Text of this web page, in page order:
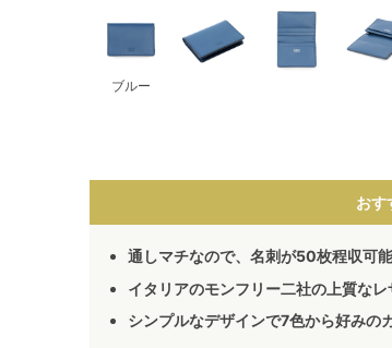
ブルー
おす
通しマチなので、名刺が50枚程収可能
イタリアのモンフリー二社の上質なレ
シンプルなデザインで7色から好みの